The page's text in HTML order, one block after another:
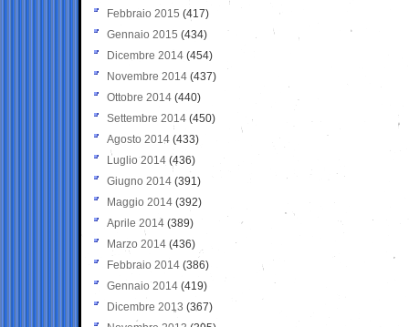
Febbraio 2015 (417)
Gennaio 2015 (434)
Dicembre 2014 (454)
Novembre 2014 (437)
Ottobre 2014 (440)
Settembre 2014 (450)
Agosto 2014 (433)
Luglio 2014 (436)
Giugno 2014 (391)
Maggio 2014 (392)
Aprile 2014 (389)
Marzo 2014 (436)
Febbraio 2014 (386)
Gennaio 2014 (419)
Dicembre 2013 (367)